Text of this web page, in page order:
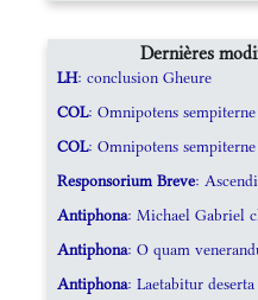
Dernières
LH: conclusion Gheure
COL: Omnipotens
COL: Omnipotens
Responsorium Breve:
Antiphona: Michael Gabriel
Antiphona: O quam
Antiphona: Laetabitur